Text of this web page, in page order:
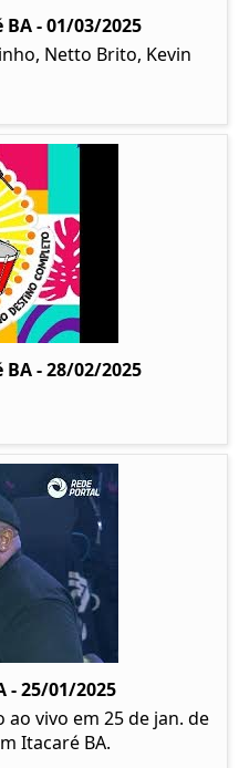
- 01/03/2025
Netto Brito, Kevin
- 28/02/2025
- 25/01/2025
vivo em 25 de jan. de
Itacaré BA.